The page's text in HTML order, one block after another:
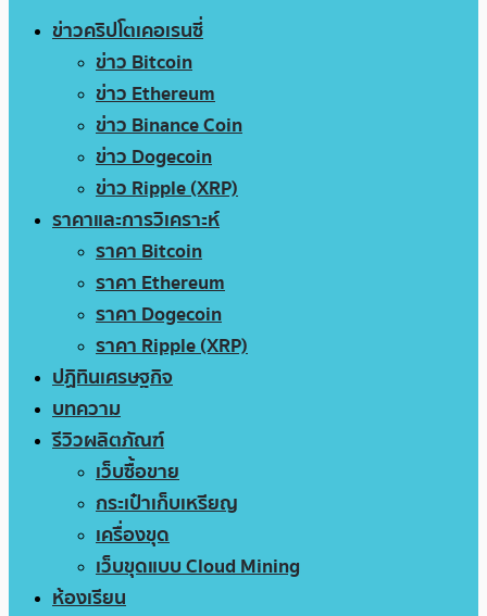
ข่าวคริปโตเคอเรนซี่
ข่าว Bitcoin
ข่าว Ethereum
ข่าว Binance Coin
ข่าว Dogecoin
ข่าว Ripple (XRP)
ราคาและการวิเคราะห์
ราคา Bitcoin
ราคา Ethereum
ราคา Dogecoin
ราคา Ripple (XRP)
ปฏิทินเศรษฐกิจ
บทความ
รีวิวผลิตภัณฑ์
เว็บซื้อขาย
กระเป๋าเก็บเหรียญ
เครื่องขุด
เว็บขุดแบบ Cloud Mining
ห้องเรียน